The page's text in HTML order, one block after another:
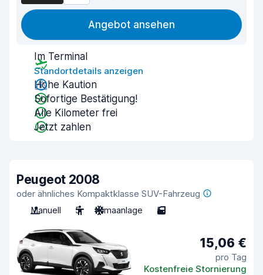
Angebot ansehen
Im Terminal
Standortdetails anzeigen
Hohe Kaution
Sofortige Bestätigung!
Alle Kilometer frei
Jetzt zahlen
Peugeot 2008
oder ähnliches Kompaktklasse SUV-Fahrzeug
Manuell
5 Klimaanlage 5
15,06 €
pro Tag
Kostenfreie Stornierung